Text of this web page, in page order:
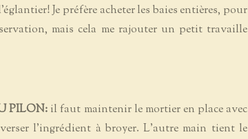
Je préfère acheter les baies entières, pour
mais cela me rajouter un petit travaille
PILON: il faut maintenir le mortieren place avec
l'ingrédient à broyer. L'autre main tient le